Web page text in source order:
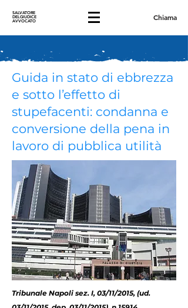
SALVATORE
DELGIUDICE
AVVOCATO Chiama
Guida in stato di ebbrezza
e sotto l’effetto di
stupefacenti: condanna e
conversione della pena in
lavoro di pubblica utilità
Tribunale Napoli sez. I, 03/11/2015, (ud.